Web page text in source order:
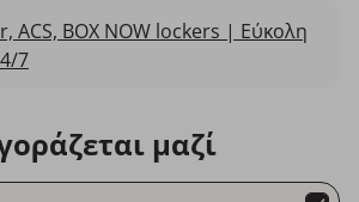
ACS, BOX NOW lockers | Εύκολη
7
μαζί